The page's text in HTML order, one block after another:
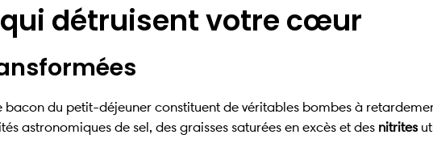
qui détruisent votre cœur
bacon du petit-déjeuner constituent de véritables bombes à
astronomiques de sel, des graisses saturées en excès et des nitrites